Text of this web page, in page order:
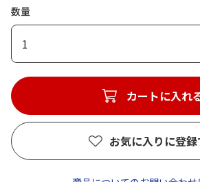
数量
1
カートに入れ
お気に入りに登録